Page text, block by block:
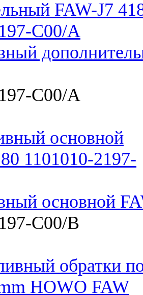
C00/A
основной
C00/B